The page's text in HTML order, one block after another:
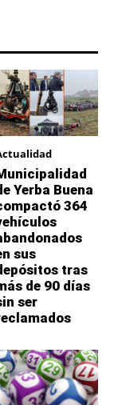
Yerba Buena
364
sus
tras
de 90 días
ser